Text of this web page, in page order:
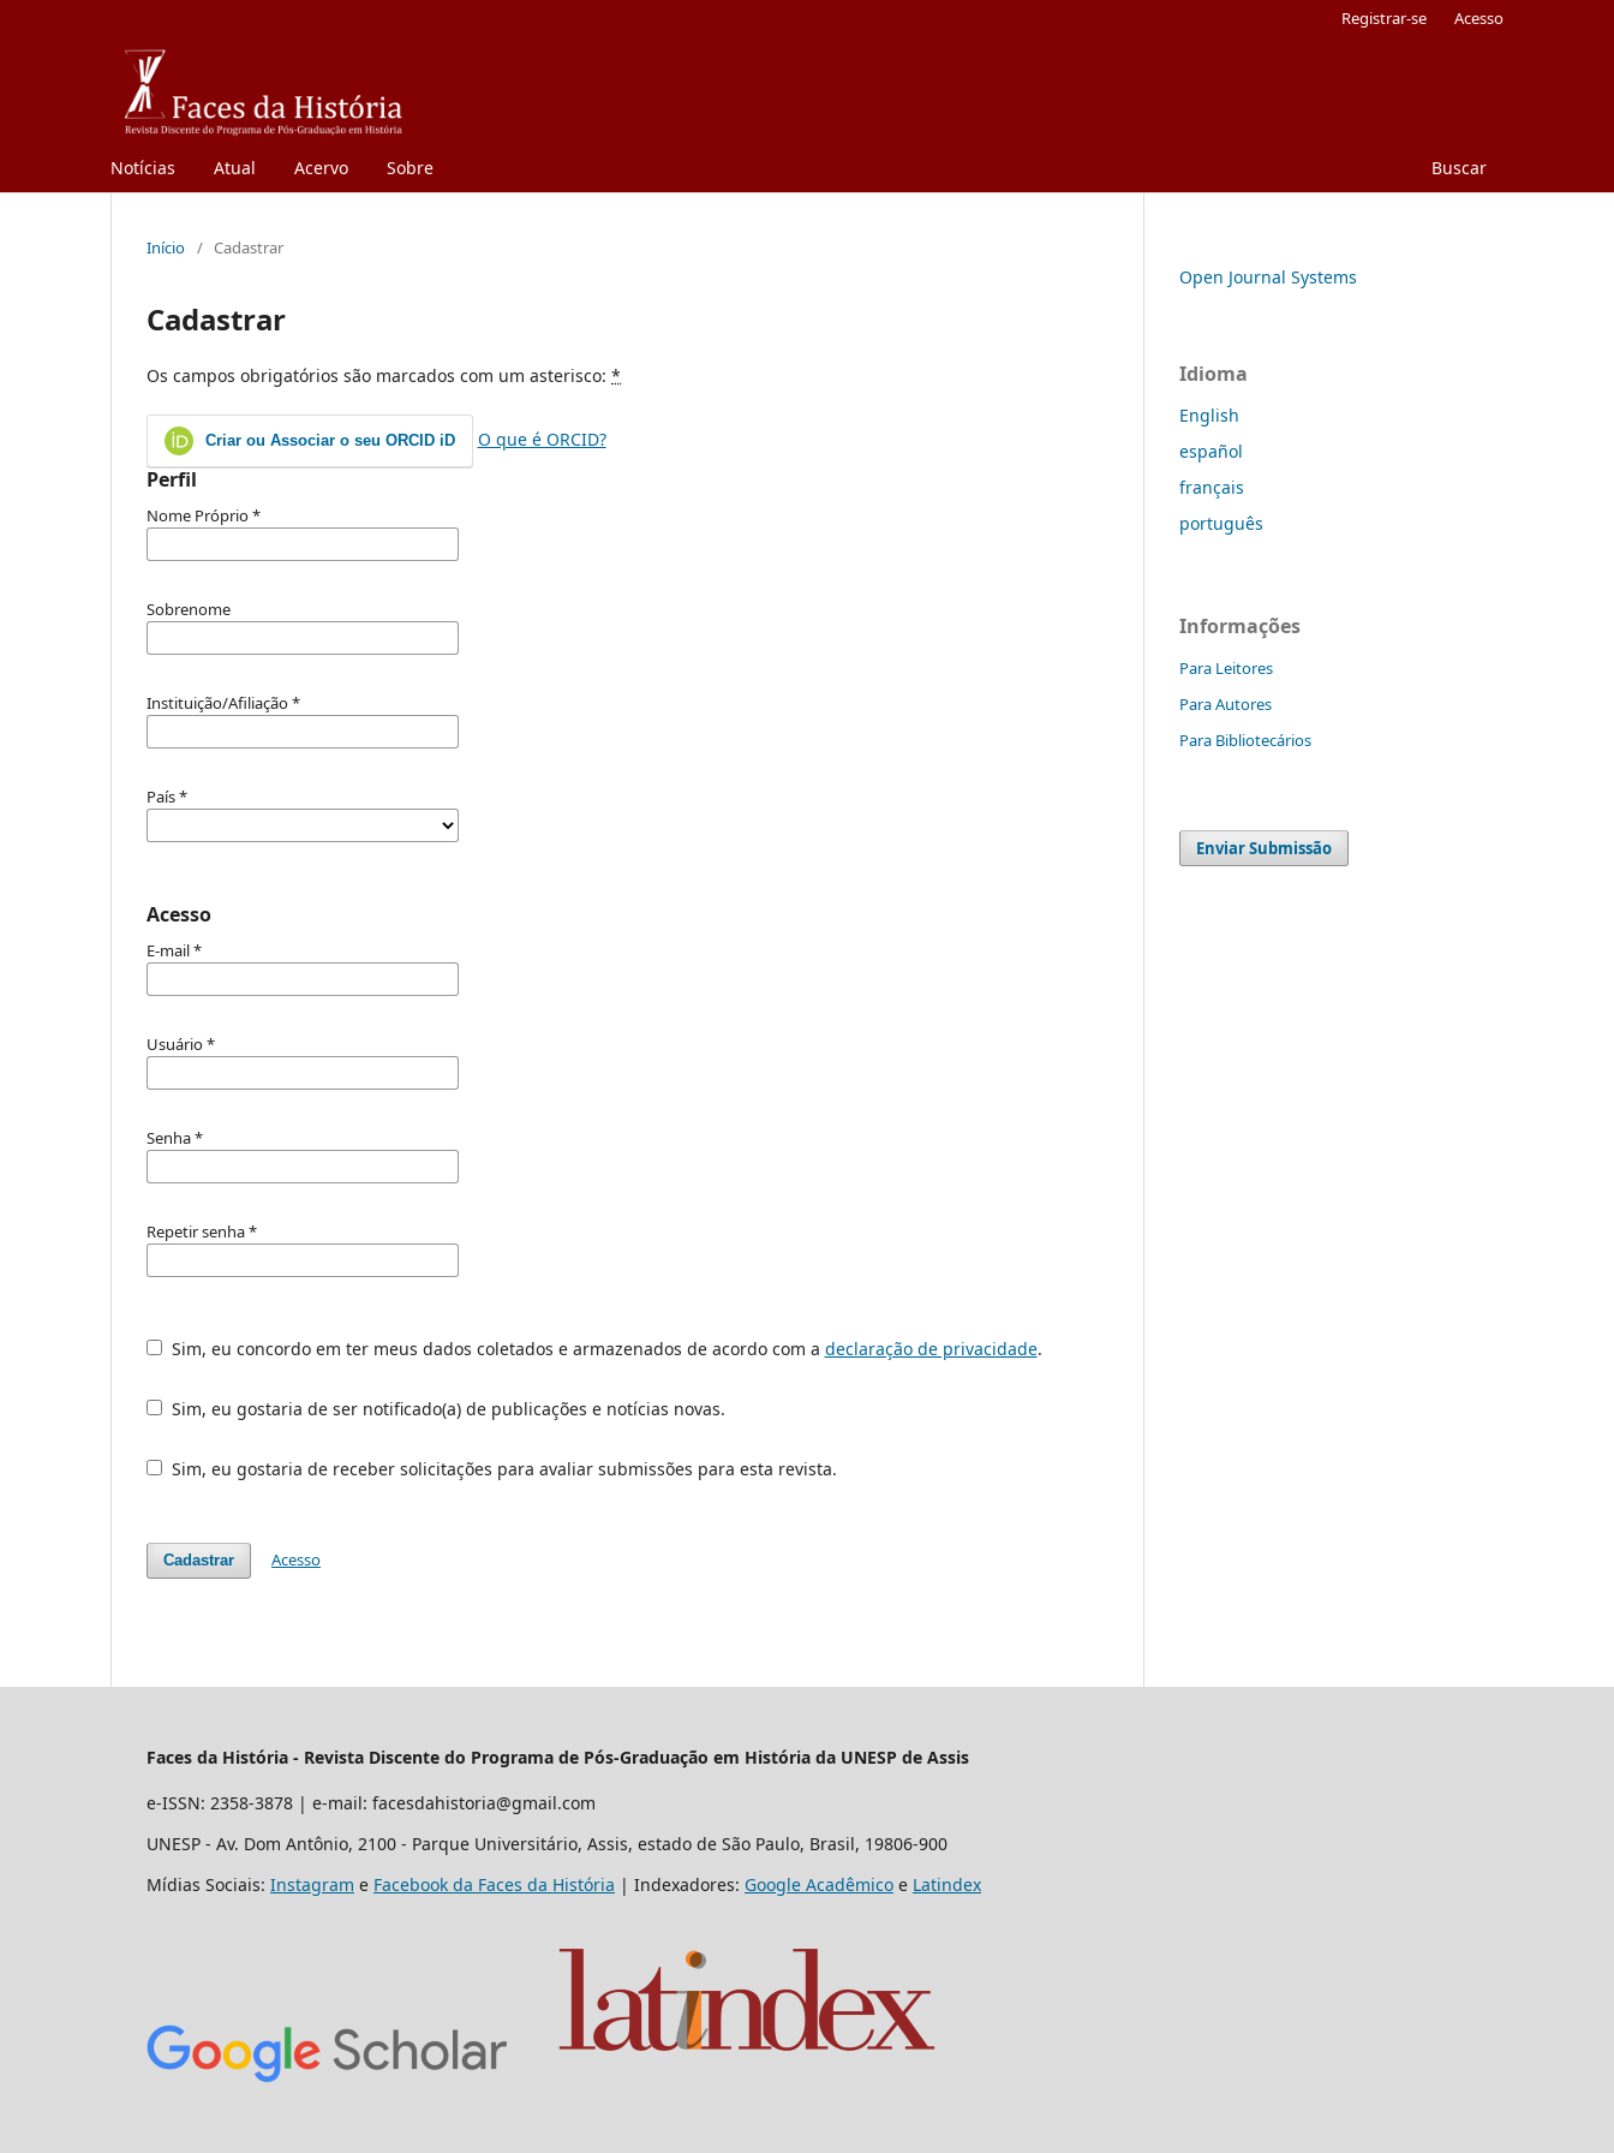
Notícias Atual Acervo Sobre Buscar
Registrar-se Acesso
Início / Cadastrar
Cadastrar
Os campos obrigatórios são marcados com um asterisco: *
Criar ou Associar o seu ORCID iD O que é ORCID?
Perfil
Nome Próprio*
Sobrenome
Instituição/Afiliação*
País*
Acesso
E-mail*
Usuário*
Senha*
Repetir senha*
Sim, eu concordo em ter meus dados coletados e armazenados de acordo com a declaração de privacidade.
Sim, eu gostaria de ser notificado(a) de publicações e notícias novas.
Sim, eu gostaria de receber solicitações para avaliar submissões para esta revista.
Cadastrar Acesso
Open Journal Systems
Idioma
English
español
français
português
Informações
Para Leitores
Para Autores
Para Bibliotecários
Enviar Submissão
Faces da História - Revista Discente do Programa de Pós-Graduação em História da UNESP de Assis
e-ISSN: 2358-3878 | e-mail: facesdahistoria@gmail.com
UNESP - Av. Dom Antônio, 2100 - Parque Universitário, Assis, estado de São Paulo, Brasil, 19806-900
Mídias Sociais: Instagram e Facebook da Faces da História | Indexadores: Google Acadêmico e Latindex